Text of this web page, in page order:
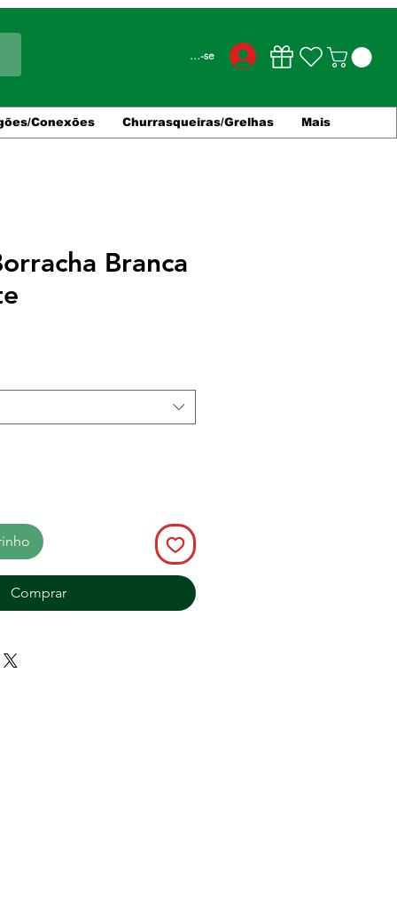
Conecte-se
Conexões Churrasqueiras/Grelhas Mais
Branca
Comprar